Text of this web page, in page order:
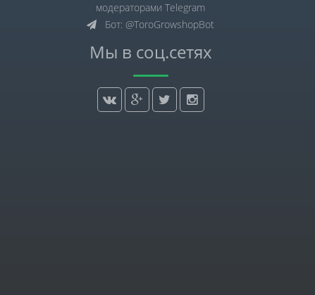
модераторами Telegram
Бот: @ToroGrowshopBot
Мы в соц.сетях